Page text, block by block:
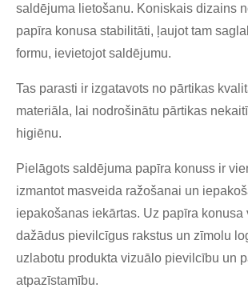
saldējuma lietošanu. Koniskais dizains
papīra konusa stabilitāti, ļaujot tam
formu, ievietojot saldējumu.
Tas parasti ir izgatavots no pārtikas
materiāla, lai nodrošinātu pārtikas
higiēnu.
Pielāgots saldējuma papīra konuss ir
izmantot masveida ražošanai un
iepakošanas iekārtas. Uz papīra konusa
dažādus pievilcīgus rakstus un zīmolu
uzlabotu produkta vizuālo pievilcību un
atpazīstamību.